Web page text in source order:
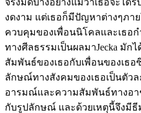
จริงมืดบางอย่างแม้ว่าเธอจะไ
งดงาม แต่เธอก็มีปัญหาต่างๆภา
ควบคุมของเพื่อนนิโคลและเธอ
ทางศีลธรรมเป็นผลมาJecka มัก
สัมพันธ์ของเธอกับเพื่อนของเธอ
ลักษณ์ทางสังคมของเธอเป็นตัว
อารมณ์และความสัมพันธ์ทางอ
กับรูปลักษณ์ และด้วยเหตุนี้จึงมีธี